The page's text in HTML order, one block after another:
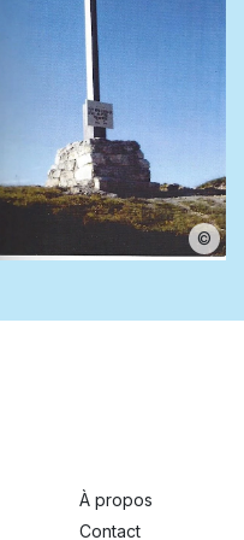
©
À propos
Contact